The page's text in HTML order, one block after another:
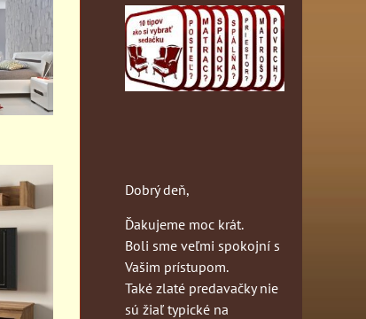
Dobrý deň,
Ďakujeme moc krát.
Boli sme veľmi spokojní s
Vašim prístupom.
Také zlaté predavačky nie
sú žiaľ typické na